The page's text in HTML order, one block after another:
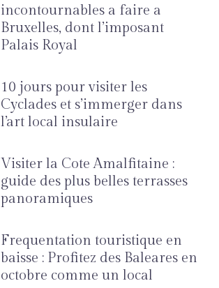
incontournables a faire a
Bruxelles, dont l’imposant
Palais Royal
10 jours pour visiter les
Cyclades et s’immerger dans
l’art local insulaire
Visiter la Cote Amalfitaine :
guide des plus belles terrasses
panoramiques
Frequentation touristique en
baisse : Profitez des Baleares en
octobre comme un local